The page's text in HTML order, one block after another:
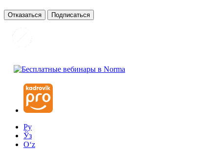
Отказаться Подписаться
Ру
Ўз
Oʻz